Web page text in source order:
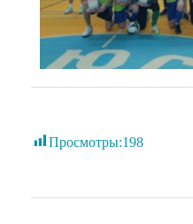
Просмотры:198